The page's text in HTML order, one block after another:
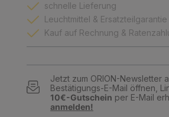
schnelle Lieferung
Leuchtmittel & Ersatzteilgarantie
Kauf auf Rechnung &
Jetzt zum ORION-Newsletter
Bestätigungs-E-Mail öffnen,
10€-Gutschein per E-Mail
anmelden!